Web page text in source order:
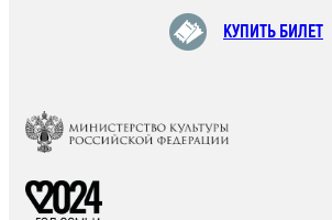
КУПИТЬ БИЛЕТ